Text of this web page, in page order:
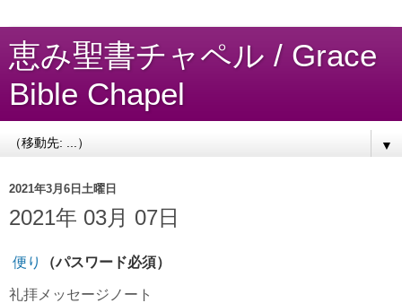
恵み聖書チャペル / Grace
Bible Chapel
▼
2021年3月6日土曜日
2021年 03月 07日
便り （パスワード必須）
礼拝 メッセージノート